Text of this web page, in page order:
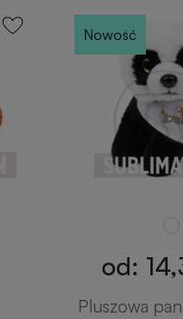
Nowość
od:
Pluszowa